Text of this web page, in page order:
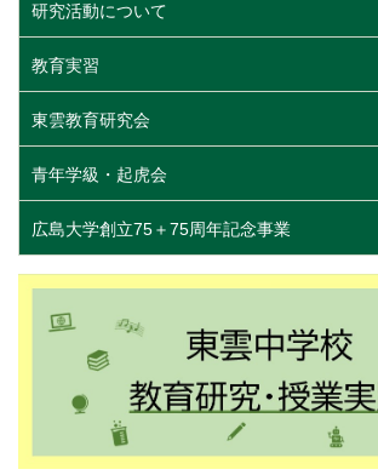
研究活動について
教育実習
東雲教育研究会
青年学級・起虎会
広島大学創立75＋75周年記念事業